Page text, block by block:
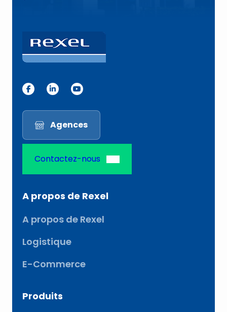
E
m
Agences
Contactez-nous
A propos de Rexel
A propos de Rexel
Logistique
E-Commerce
Produits